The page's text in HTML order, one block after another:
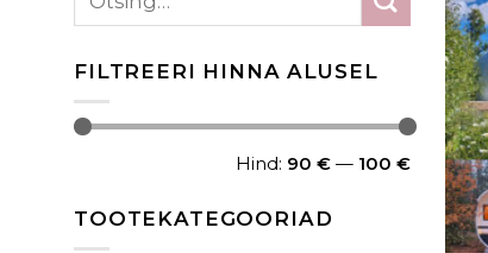
FILTREERI HINNA ALUSEL
Hind: 90 €— 100 €
TOOTEKATEGOORIAD